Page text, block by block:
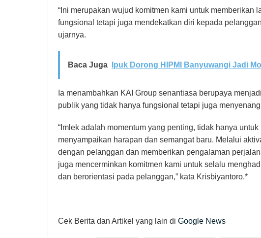
“Ini merupakan wujud komitmen kami untuk memberikan
fungsional tetapi juga mendekatkan diri kepada
ujarnya.
Baca Juga Ipuk Dorong HIPMI Banyuwangi Jadi
Ia menambahkan KAI Group senantiasa berupaya
publik yang tidak hanya fungsional tetapi juga
“Imlek adalah momentum yang penting, tidak hanya
menyampaikan harapan dan semangat baru. Melalui
dengan pelanggan dan memberikan pengalaman
juga mencerminkan komitmen kami untuk selalu
dan berorientasi pada pelanggan,” kata Krisbiyantoro.*
Cek Berita dan Artikel yang lain di Google News